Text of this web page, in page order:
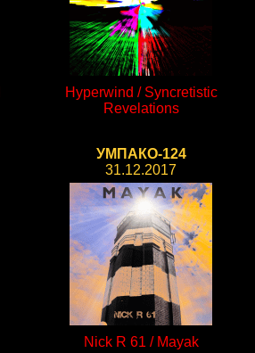
Hyperwind / Syncretistic
Revelations
УМПАКО-124
31.12.2017
Nick R 61 / Mayak